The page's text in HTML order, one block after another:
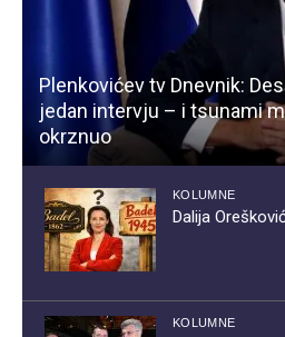
Plenkovićev tv Dnevnik:
jedan intervju – i tsunami
okrznuo
KOLUMNE
Dalija
KOLUMNE